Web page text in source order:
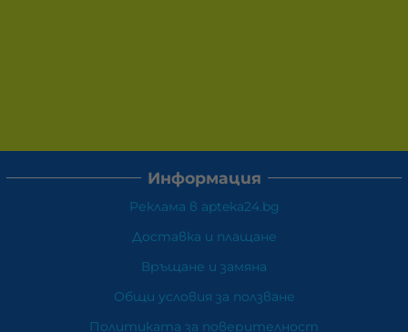
Информация
Реклама в apteka24.bg
Доставка и плащане
Връщане и замяна
Общи условия за ползване
Политиката за поверителност